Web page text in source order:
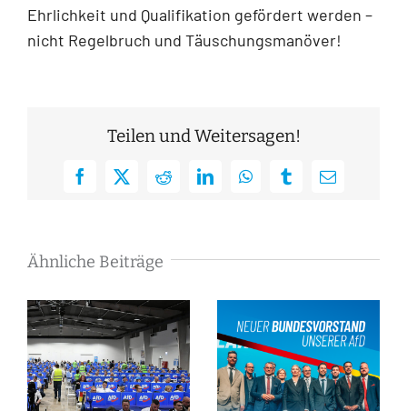
Ehrlichkeit und Qualifikation gefördert werden –
nicht Regelbruch und Täuschungsmanöver!
Teilen und Weitersagen!
Facebook
X RedditLinkedInWhatsAppTumblrE-
Ähnliche Beiträge